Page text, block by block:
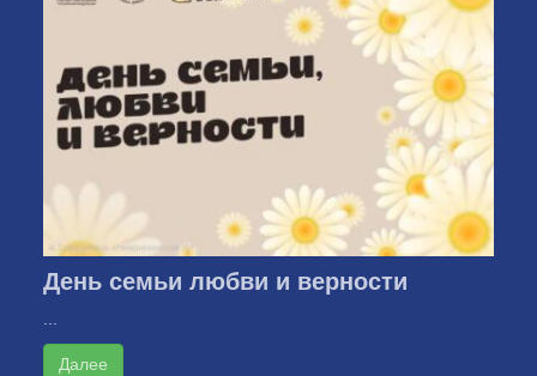
День семьи любви и верности
...
Далее